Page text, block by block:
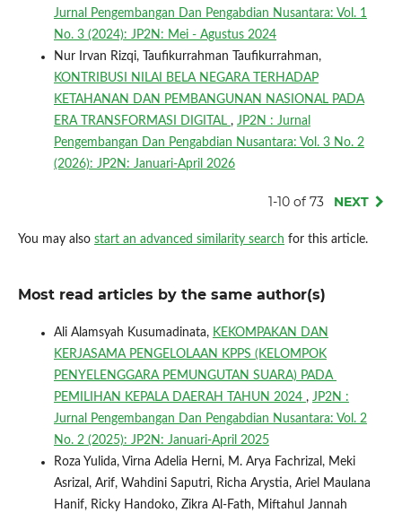
Jurnal Pengembangan Dan Pengabdian Nusantara: Vol. 1
No. 3 (2024): JP2N: Mei - Agustus 2024
Nur Irvan Rizqi, Taufikurrahman Taufikurrahman,
KONTRIBUSI NILAI BELA NEGARA TERHADAP
KETAHANAN DAN PEMBANGUNAN NASIONAL PADA
ERA TRANSFORMASI DIGITAL , JP2N : Jurnal
Pengembangan Dan Pengabdian Nusantara: Vol. 3 No. 2
(2026): JP2N: Januari-April 2026
1-10 of 73 NEXT
You may also start an advanced similarity search for this article.
Most read articles by the same author(s)
Ali Alamsyah Kusumadinata, KEKOMPAKAN DAN
KERJASAMA PENGELOLAAN KPPS (KELOMPOK
PENYELENGGARA PEMUNGUTAN SUARA) PADA
PEMILIHAN KEPALA DAERAH TAHUN 2024 , JP2N :
Jurnal Pengembangan Dan Pengabdian Nusantara: Vol. 2
No. 2 (2025): JP2N: Januari-April 2025
Roza Yulida, Virna Adelia Herni, M. Arya Fachrizal, Meki
Asrizal, Arif, Wahdini Saputri, Richa Arystia, Ariel Maulana
Hanif, Ricky Handoko, Zikra Al-Fath, Miftahul Jannah